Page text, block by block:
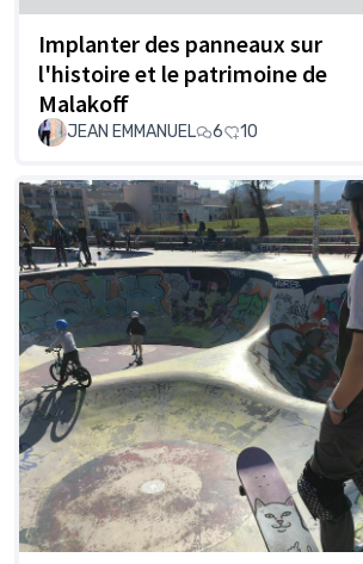
Implanter des panneaux sur
l'histoire et le patrimoine de
Malakoff
JEAN EMMANUEL 6 10